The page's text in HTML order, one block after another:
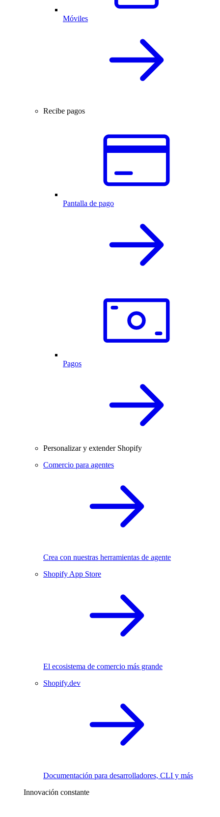
Móviles
Recibe pagos
Pantalla de pago
Pagos
Personalizar y extender Shopify
Comercio para agentes
Crea con nuestras herramientas de agente
Shopify App Store
El ecosistema de comercio más grande
Shopify.dev
Documentación para desarrolladores, CLI y más
Innovación constante